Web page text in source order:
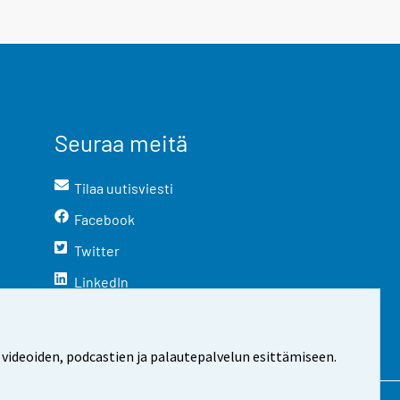
podcastien ja palautepalvelun esittämiseen.
Seuraa meitä
Tilaa uutisviesti
Facebook
Twitter
LinkedIn